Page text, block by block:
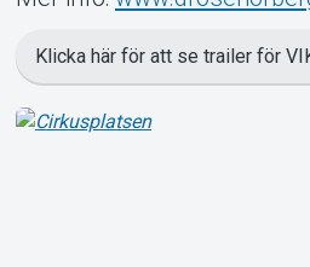
Klicka här för att se trailer för